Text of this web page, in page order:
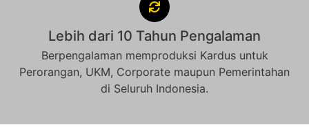
Lebih dari 10 Tahun Pengalaman
Berpengalaman memproduksi Kardus untuk
Perorangan, UKM, Corporate maupun Pemerintahan
di Seluruh Indonesia.